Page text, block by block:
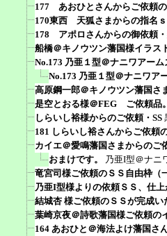
177 あおひとさんからご依頼
170東西 天狐さまからの指名ｓ
178 アポロさんからの御依頼
船橋＠キノウツン藩国様イラス
No.173 乃亜１型＠ナニワアー
No.173 乃亜１型＠ナニワア
高原鋼一郎＠キノウツン藩国さ
是空とおる様＠FEG ご依頼品。
しらいし裕様からのご依頼・SS
181 しらいし裕さんからご依頼
カイエ＠愛鳴藩国さまからのご
おまけです。
乃亜I型＠ナニ
竜宮司様ご依頼のＳＳ自由枠（
乃亜I型様よりの依頼ＳＳ、仕
結城杏 様ご依頼のＳＳが完成い
葉崎京夜＠詩歌藩国様ご依頼の
164 あおひと＠海法よけ藩国さ